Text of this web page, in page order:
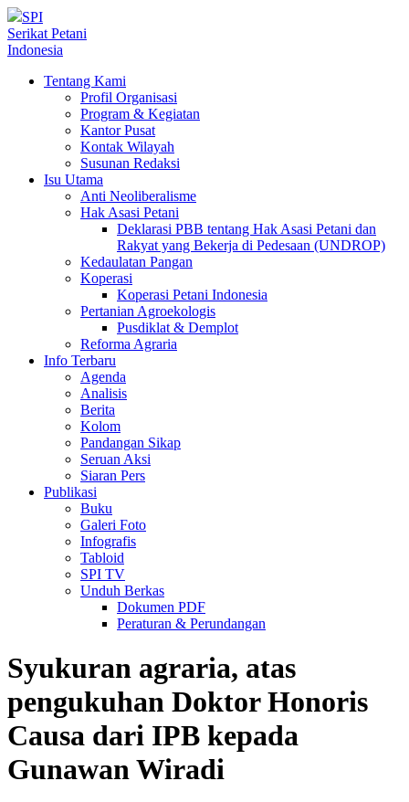
SPI
Serikat Petani
Indonesia
Tentang Kami
Profil Organisasi
Program & Kegiatan
Kantor Pusat
Kontak Wilayah
Susunan Redaksi
Isu Utama
Anti Neoliberalisme
Hak Asasi Petani
Deklarasi PBB tentang Hak Asasi Petani dan
Rakyat yang Bekerja di Pedesaan (UNDROP)
Kedaulatan Pangan
Koperasi
Koperasi Petani Indonesia
Pertanian Agroekologis
Pusdiklat & Demplot
Reforma Agraria
Info Terbaru
Agenda
Analisis
Berita
Kolom
Pandangan Sikap
Seruan Aksi
Siaran Pers
Publikasi
Buku
Galeri Foto
Infografis
Tabloid
SPI TV
Unduh Berkas
Dokumen PDF
Peraturan & Perundangan
Syukuran agraria, atas
pengukuhan Doktor Honoris
Causa dari IPB kepada
Gunawan Wiradi